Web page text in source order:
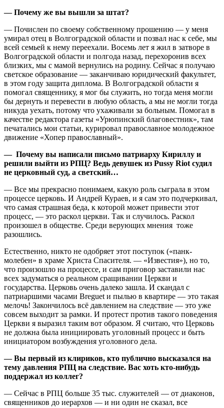
— Почему же вы вышли за штат?
— Почислен по своему собственному прошению — у меня
умирал отец в Волгоградской области и позвал нас к себе, мы
всей семьей к нему переехали. Восемь лет я жил в затворе в
Волгоградской области и полгода назад, перехоронив всех
близких, мы с мамой вернулись на родину. Сейчас я получаю
светское образование — заканчиваю юридический факультет,
в этом году защита диплома. В Волгоградской области я
помогал священнику, я мог бы служить, но тогда меня могли
бы дернуть и перевести в любую область, а мы не могли тогда
никуда уехать, потому что ухаживали за больным. Помогал в
качестве редактора газеты «Урюпинский благовестник», там
печатались мои статьи, курировал православное молодежное
движение «Хопер православный».
— Почему вы написали письмо патриарху Кириллу и
решили выйти из РПЦ? Ведь девушек из Pussy Riot судил
не церковный суд, а светский…
— Все мы прекрасно понимаем, какую роль сыграла в этом
процессе церковь. И Андрей Кураев, и я сам это подчеркивал,
что самая страшная беда, к которой может привести этот
процесс, — это раскол церкви. Так и случилось. Раскол
произошел в обществе. Среди верующих мнения тоже
разошлись.
Естественно, никто не одобряет этот поступок («панк-
молебен» в храме Христа Спасителя. — «Известия»), но то,
что произошло на процессе, и сам приговор заставили нас
всех задуматься о реальном сращивании Церкви и
государства. Церковь очень далеко зашла. И скандал с
патриаршими часами Breguet и пылью в квартире — это такая
мелочь! Закончилось всё давлением на следствие — это уже
совсем выходит за рамки. И протест против такого поведения
Церкви я выразил таким вот образом. Я считаю, что Церковь
не должна была инициировать уголовный процесс и быть
инициатором возбуждения уголовного дела.
— Вы первый из клириков, кто публично высказался на
тему давления РПЦ на следствие. Вас хоть кто-нибудь
поддержал из коллег?
— Сейчас в РПЦ больше 35 тыс. служителей — от диаконов,
священников до иерархов — и ни один не сказал, все